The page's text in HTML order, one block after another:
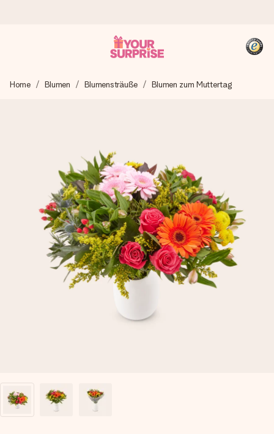
Wir bereiten dein Geschenk sorgfältig vor und schicken es
4,8 (basierend auf +15.000 Bewertungen)
Unsere Geschenke begeistern. Kunden bewerten uns mit
4,8 bei Google Reviews (Gesamtergebnis aller Länder, in
die wir versenden).
+49 39292 929695
Montag - Freitag : 8:30 - 17:00 Uhr
Samstag - Sonntag : 8:30 - 13:00 Uhr
Home Blumen Blumensträuße Blumen zum Muttertag